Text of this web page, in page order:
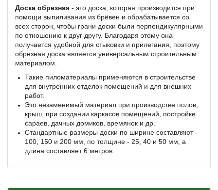
Доска обрезная - это доска, которая производится при
помощи выпиливания из брёвен и обрабатывается со
всех сторон, чтобы грани доски были перпендикулярными
по отношению к друг другу. Благодаря этому она
получается удобной для стыковки и прилегания, поэтому
обрезная доска является универсальным строительным
материалом.
Такие пиломатериалы применяются в строительстве
для внутренних отделок помещений и для внешних
работ.
Это незаменимый материал при производстве полов,
крыш, при создании каркасов помещений, постройке
сараев, дачных домиков, времянок и др.
Стандартные размеры доски по ширине составляют -
100, 150 и 200 мм, по толщине - 25, 40 и 50 мм, а
длина составляет 6 метров.